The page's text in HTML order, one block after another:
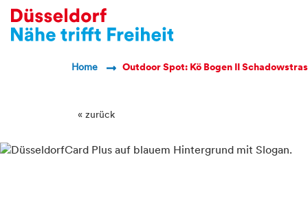
Breadcrumb Navigation
Home Outdoor Spot: Kö Bogen II
« zurück